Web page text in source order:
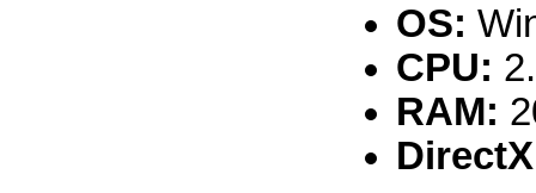
OS:
CPU:
RAM: